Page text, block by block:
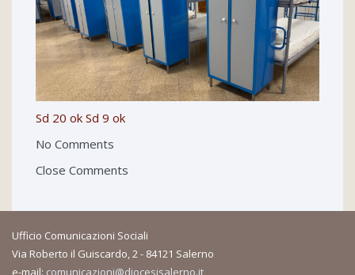
Sd 20 ok Sd 9 ok
No Comments
Close Comments
Ufficio Comunicazioni Sociali
Via Roberto il Guiscardo, 2 - 84121 Salerno
e-mail: comunicazioni@diocesisalerno.it